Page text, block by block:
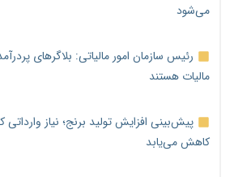
می‌شود
رئیس سازمان امور مالیاتی: بلاگرهای
مالیات هستند
کاهش می‌یابد